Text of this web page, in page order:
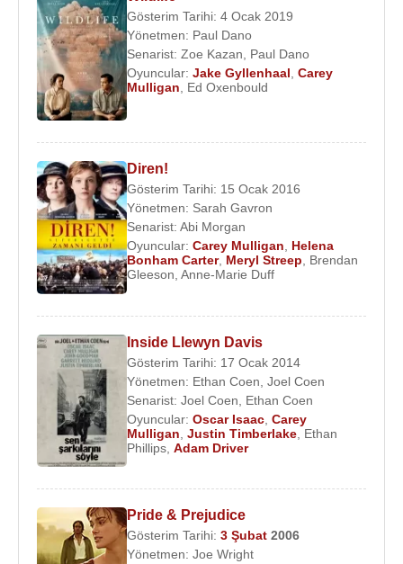
Gösterim Tarihi: 4 Ocak 2019
Yönetmen: Paul Dano
Senarist: Zoe Kazan
Paul Dano
Oyuncular: Jake Gyllenhaal Carey
Mulligan
Ed Oxenbould
Diren!
Gösterim Tarihi: 15 Ocak 2016
Yönetmen: Sarah Gavron
Senarist: Abi Morgan
Oyuncular: Carey Mulligan, Helena
Bonham Carter, Meryl Streep, Brendan
Gleeson, Anne-Marie Duff
Inside Llewyn Davis
Gösterim Tarihi: 17 Ocak 2014
Yönetmen: Ethan Coen Joel Coen
Senarist: Joel Coen
Ethan Coen
Oyuncular: Oscar Isaac Carey
Mulligan Justin Timberlake Ethan
Phillips Adam Driver
Pride & Prejudice
Gösterim Tarihi: 3 Şubat 2006
Yönetmen: Joe Wright